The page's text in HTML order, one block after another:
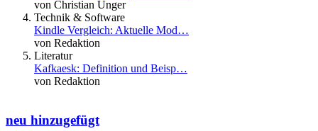
von Christian Unger
Technik & Software
Kindle Vergleich: Aktuelle Mod…
von Redaktion
Literatur
Kafkaesk: Definition und Beisp…
von Redaktion
neu hinzugefügt